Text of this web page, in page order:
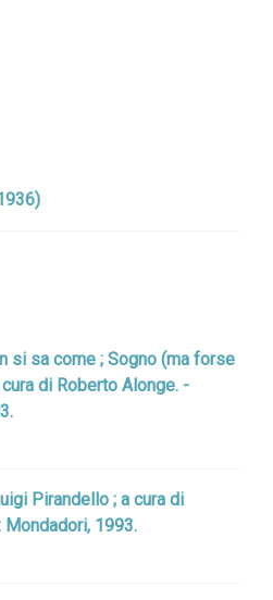
si sa come ; Sogno (ma forse
di Roberto Alonge. -
Pirandello ; a cura di
Mondadori, 1993.